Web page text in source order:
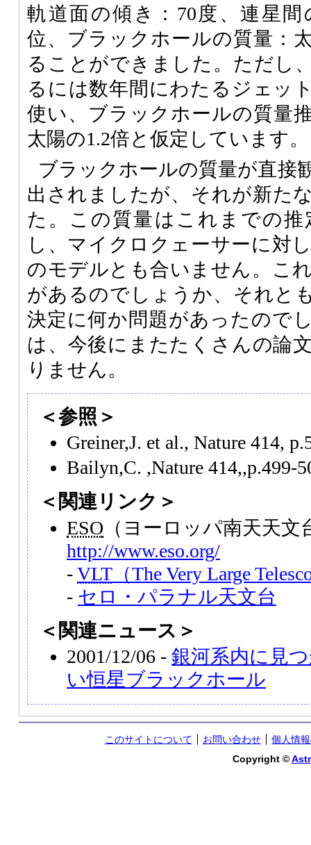
軌道面の傾き：70度、連星間
位、ブラックホールの質量：
ることができました。ただし
るには数年間にわたるジェッ
使い、ブラックホールの質量
太陽の1.2倍と仮定しています。
ブラックホールの質量が直接
出されましたが、それが新た
た。この質量はこれまでの
し、マイクロクェーサーに対
のモデルとも合いません。こ
があるのでしょうか、それと
決定に何か問題があったので
は、今後にまたたくさんの論
りません。
＜参照＞
Greiner,J. et al., Nature 414,
Bailyn,C. ,Nature 414,,p.499-
＜関連リンク＞
ESO （ヨーロッパ南天天文
http://www.eso.org/
-VLT （The Very Large
- セロ・パラナル天文台
＜関連ニュース＞
2001/12/06 - 銀河系内に見
い恒星ブラックホール
このサイトについて お問い合わせ
個人情
Copyright ©